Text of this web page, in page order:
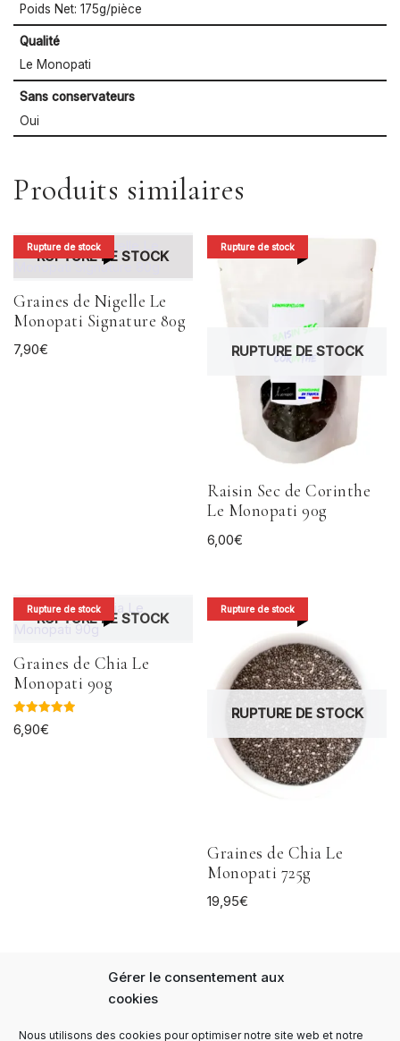
Gérer le consentement aux
cookies
Nous utilisons des cookies pour optimiser notre site web et notre
Poids Net: 175g/pièce
Qualité
Le Monopati
Sans conservateurs
Oui
Produits similaires
Rupture de stock
RUPTURE DE STOCK
Graines de Nigelle Le
Monopati Signature 80g
7,90€
Rupture de stock
RUPTURE DE STOCK
Raisin Sec de Corinthe
Le Monopati 90g
6,00€
Rupture de stock
RUPTURE DE STOCK
Graines de Chia Le
Monopati 90g
Note
5.00
6,90€
Rupture de stock
RUPTURE DE STOCK
Graines de Chia Le
Monopati 725g
19,95€